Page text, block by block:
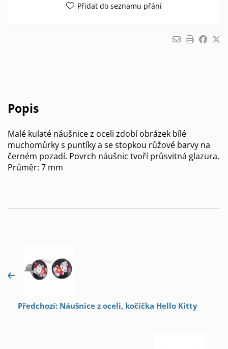
Přidat do seznamu přání
Popis
Malé kulaté náušnice z oceli zdobí obrázek bílé
muchomůrky s puntíky a se stopkou růžové barvy na
černém pozadí. Povrch náušnic tvoří průsvitná glazura.
Průměr: 7 mm
Předchozí: Náušnice z oceli, kočička Hello Kitty